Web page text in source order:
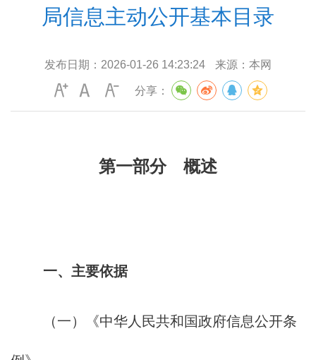
局信息主动公开基本目录
发布日期： 2026-01-26 14:23:24 来源： 本网
分享：
第一部分 概述
一、主要依据
（一）《中华人民共和国政府信息公开条